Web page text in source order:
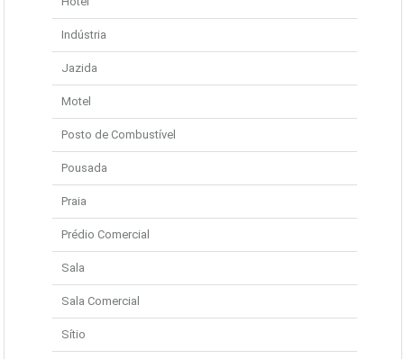
Indústria
Jazida
Motel
Posto de Combustível
Pousada
Praia
Prédio Comercial
Sala
Sala Comercial
Sítio